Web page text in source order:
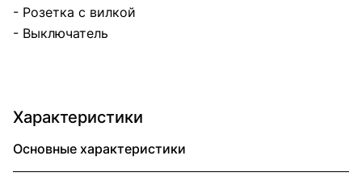
- Розетка с вилкой
- Выключатель
Характеристики
Основные характеристики